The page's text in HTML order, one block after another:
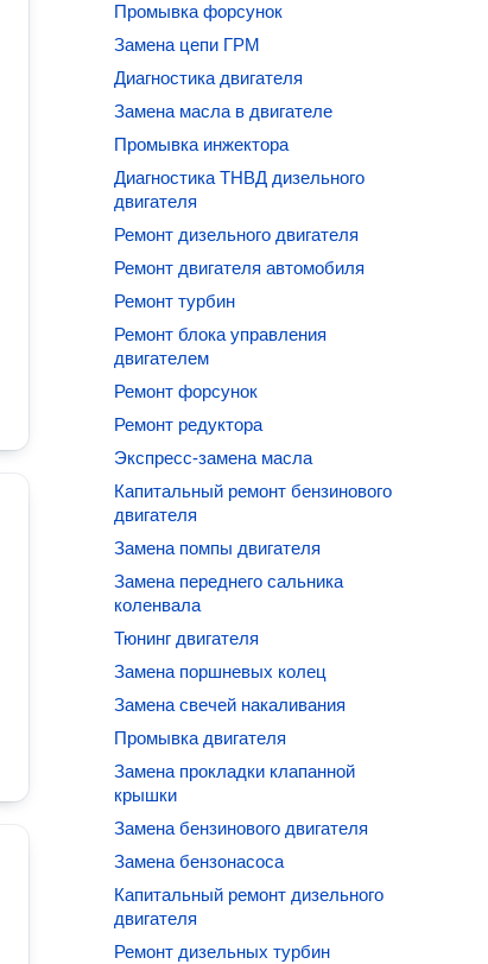
Промывка форсунок
Замена цепи ГРМ
Диагностика двигателя
Замена масла в двигателе
Промывка инжектора
Диагностика ТНВД дизельного
двигателя
Ремонт дизельного двигателя
Ремонт двигателя автомобиля
Ремонт турбин
Ремонт блока управления
двигателем
Ремонт форсунок
Ремонт редуктора
Экспресс-замена масла
Капитальный ремонт бензинового
двигателя
Замена помпы двигателя
Замена переднего сальника
коленвала
Тюнинг двигателя
Замена поршневых колец
Замена свечей накаливания
Промывка двигателя
Замена прокладки клапанной
крышки
Замена бензинового двигателя
Замена бензонасоса
Капитальный ремонт дизельного
двигателя
Ремонт дизельных турбин